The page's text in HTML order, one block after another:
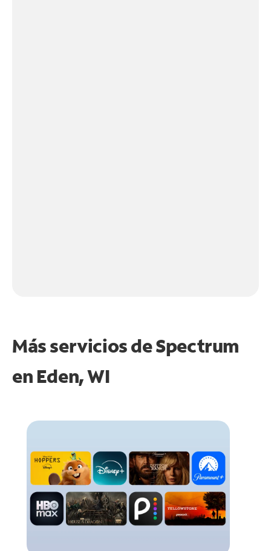
Más servicios de Spectrum
en Eden, WI